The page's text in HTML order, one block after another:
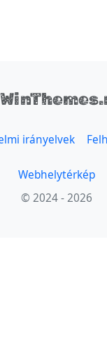
irányelvek
Webhelytérkép
© 2024 - 2026